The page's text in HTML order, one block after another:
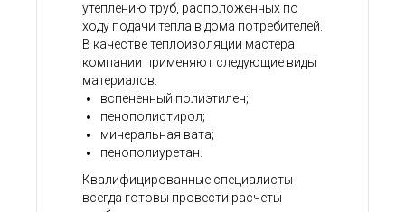
утеплению труб, расположенных по
ходу подачи тепла в дома потребителей.
В качестве теплоизоляции мастера
компании применяют следующие виды
материалов:
вспененный полиэтилен;
пенополистирол;
минеральная вата;
пенополиуретан.
Квалифицированные специалисты
всегда готовы провести расчеты